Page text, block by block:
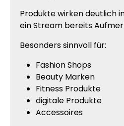
Produkte wirken deutlich
ein Stream bereits
Besonders sinnvoll für:
Fashion Shops
Beauty Marken
Fitness Produkte
digitale Produkte
Accessoires